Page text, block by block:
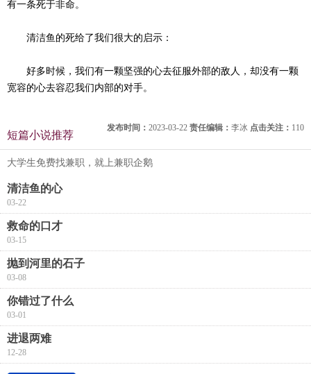
有一条死于非命。
清洁鱼的死给了我们很大的启示：
好多时候，我们有一颗坚强的心去征服外部的敌人，却没有一颗
宽容的心去容忍我们内部的对手。
发布时间： 2023-03-22 责任编辑： 李冰 点击关注： 110
短篇小说推荐
大学生免费找兼职，就上兼职企鹅
清洁鱼的心
03-22
救命的口才
03-15
抛到河里的石子
03-08
你错过了什么
03-01
进退两难
12-28